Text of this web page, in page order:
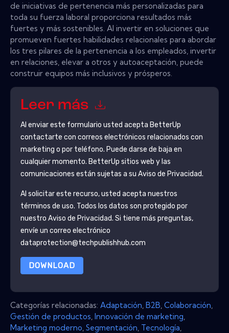
de iniciativas de pertenencia más personalizadas para
toda su fuerza laboral proporciona resultados más
fuertes y más sostenibles. Al invertir en soluciones que
promueven fuertes habilidades relacionales para abordar
los tres pilares de la pertenencia a los empleados, invertir
en relaciones, elevar a otros y autoaceptación, puede
construir equipos más inclusivos y prósperos.
Leer más
Al enviar este formulario usted acepta BetterUp
contactarte con correos electrónicos relacionados con
marketing o por teléfono. Puede darse de baja en
cualquier momento. BetterUp sitios web y las
comunicaciones están sujetas a su Aviso de Privacidad.
Al solicitar este recurso, usted acepta nuestros
términos de uso. Todos los datos son protegido por
nuestro Aviso de Privacidad. Si tiene más preguntas,
envíe un correo electrónico
dataprotection@techpublishhub.com
DOWNLOAD
Categorías relacionadas: Adaptación B2B Colaboración
Gestión de productos Innovación de marketing
Marketing moderno Segmentación Tecnología